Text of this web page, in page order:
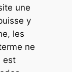
une
y
les
ne
est